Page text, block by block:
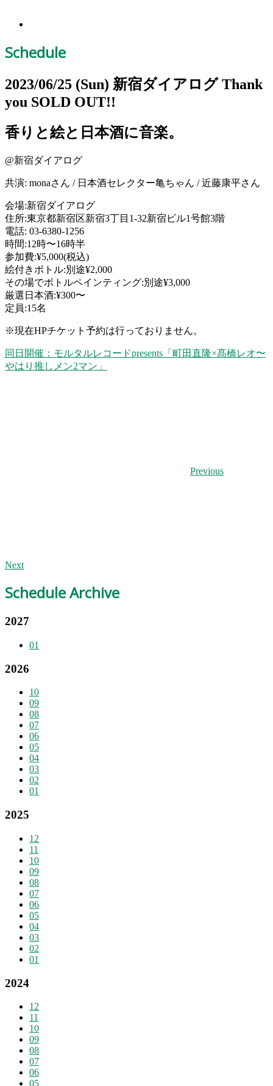
Schedule
2023/06/25 (Sun) 新宿ダイアログThank
you SOLD OUT!!
香りと絵と日本酒に音楽。
@新宿ダイアログ
共演: monaさん / 日本酒セレクター亀ちゃん / 近藤康平さん
会場:新宿ダイアログ
住所:東京都新宿区新宿3丁目1-32新宿ビル1号館3階
電話: 03-6380-1256
時間:12時〜16時半
参加費:¥5,000(税込)
絵付きボトル:別途¥2,000
その場でボトルペインティング:別途¥3,000
厳選日本酒:¥300〜
定員:15名
※現在HPチケット予約は行っておりません。
同日開催：モルタルレコードpresents「町田直隆×髙橋レオ〜
やはり推しメン2マン」
Previous
Next
Schedule Archive
2027
01
2026
10
09
08
07
06
05
04
03
02
01
2025
12
11
10
09
08
07
06
05
04
03
02
01
2024
12
11
10
09
08
07
06
05